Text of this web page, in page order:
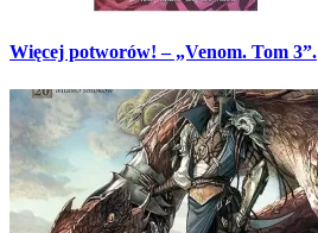
Więcej potworów! – „Venom. Tom 3”.